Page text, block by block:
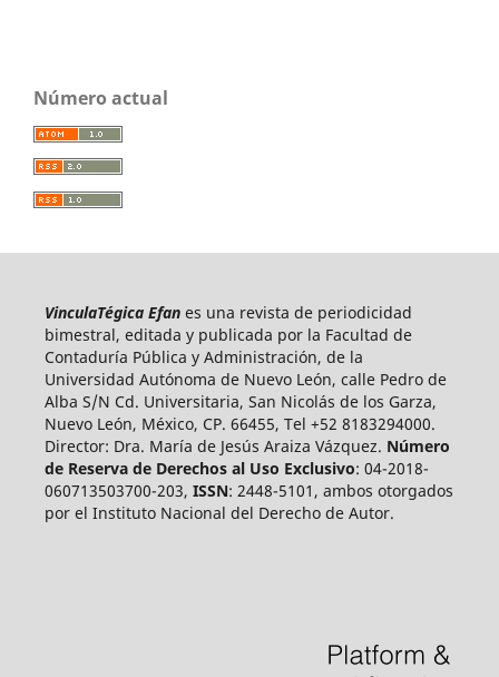
Número actual
VinculaTégica Efanes una revista de periodicidad
bimestral, editada y publicada por la Facultad de
Contaduría Pública y Administración, de la
Universidad Autónoma de Nuevo León, calle Pedro de
Alba S/N Cd. Universitaria, San Nicolás de los Garza,
Nuevo León, México, CP. 66455, Tel +52 8183294000.
Director: Dra. María de Jesús Araiza Vázquez. Número
de Reserva de Derechos al Uso Exclusivo: 04-2018-
060713503700-203, ISSN: 2448-5101, ambos otorgados
por el Instituto Nacional del Derecho de Autor.